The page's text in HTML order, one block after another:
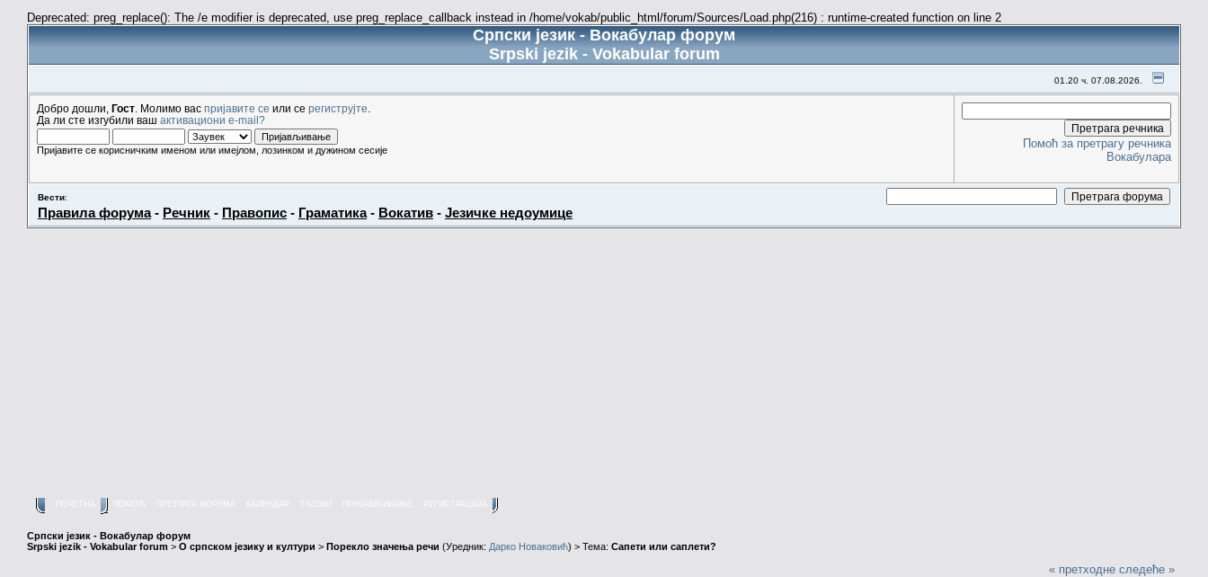
Deprecated: preg_replace(): The /e modifier is deprecated, use preg_replace_callback instead in /home/vokab/public_html/forum/Sources/Load.php(216) : runtime-created function on line 2
Српски језик - Вокабулар форум
Srpski jezik - Vokabular forum
01.20 ч. 07.08.2026.
Добро дошли, Гост . Молимо вас пријавите се или се региструјте
Да ли сте изгубили ваш активациони e-mail?
Пријавите се корисничким именом или имејлом, лозинком и дужином сесије
Помоћ за претрагу речника
Вокабулара
Вести:
Правила форума- Речник - Правопис - Граматика- Вокатив - Језичке недоумице
КАЛЕНДАР
Српски језик - Вокабулар форум
Srpski jezik - Vokabular forum > О српском језику и култури > Порекло значења речи (Уредник: Дарко Новаковић) > Тема: Сапети или саплети?
« претходне следеће »